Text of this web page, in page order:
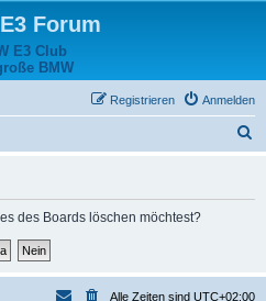
Forum
E3 Club
BMW
Anmelden
Registrieren
des Boards löschen möchtest?
Alle Zeiten sind UTC+02:00